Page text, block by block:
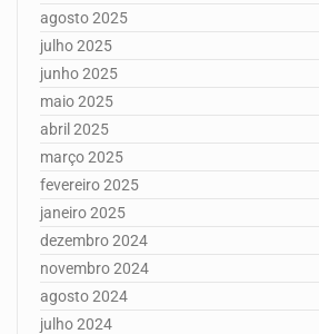
agosto 2025
julho 2025
junho 2025
maio 2025
abril 2025
março 2025
fevereiro 2025
janeiro 2025
dezembro 2024
novembro 2024
agosto 2024
julho 2024